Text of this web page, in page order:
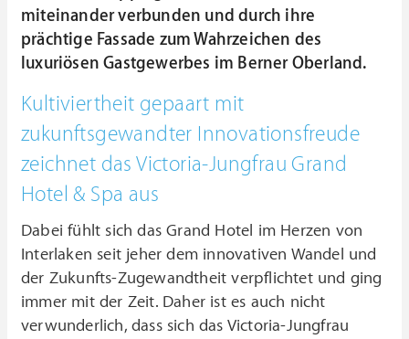
miteinander verbunden und durch ihre
prächtige Fassade zum Wahrzeichen des
luxuriösen Gastgewerbes im Berner Oberland.
Kultiviertheit gepaart mit
zukunftsgewandter Innovationsfreude
zeichnet das Victoria-Jungfrau Grand
Hotel & Spa aus
Dabei fühlt sich das Grand Hotel im Herzen von
Interlaken seit jeher dem innovativen Wandel und
der Zukunfts-Zugewandtheit verpflichtet und ging
immer mit der Zeit. Daher ist es auch nicht
verwunderlich, dass sich das Victoria-Jungfrau